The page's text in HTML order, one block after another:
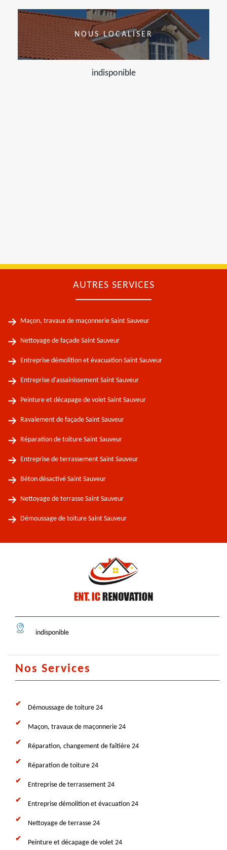
NOUS LOCALISER
indisponible
AUTRES SERVICES
Maçon, travaux de maçonnerie Saint Sauveur
Nettoyage de façade Saint Sauveur
Entreprise démolition et évacuation Saint Sauveur
Entreprise d'assainissement Saint Sauveur
Peinture et décapage de volet Saint Sauveur
Ravalement de façade Saint Sauveur
Réparation de toiture Saint Sauveur
Entreprise de terrassement Saint Sauveur
Béton désactivé Saint Sauveur
Nettoyage de terrasse Saint Sauveur
Démoussage de toiture Saint Sauveur
indisponible
Nos Services
Démoussage de toiture 24
Maçon, travaux de maçonnerie 24
Réparation, changement de faîtière 24
Réparation de toiture 24
Entreprise de terrassement 24
Entreprise démolition et évacuation 24
Nettoyage de terrasse 24
Peinture et décapage de volet 24